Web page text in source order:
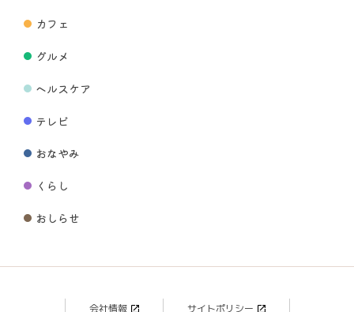
カフェ
グルメ
ヘルスケア
テレビ
おなやみ
くらし
おしらせ
会社情報 サイトポリシー